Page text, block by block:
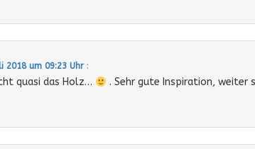
2018 um 09:23 Uhr :
quasi das Holz… . Sehr gute Inspiration, weiter